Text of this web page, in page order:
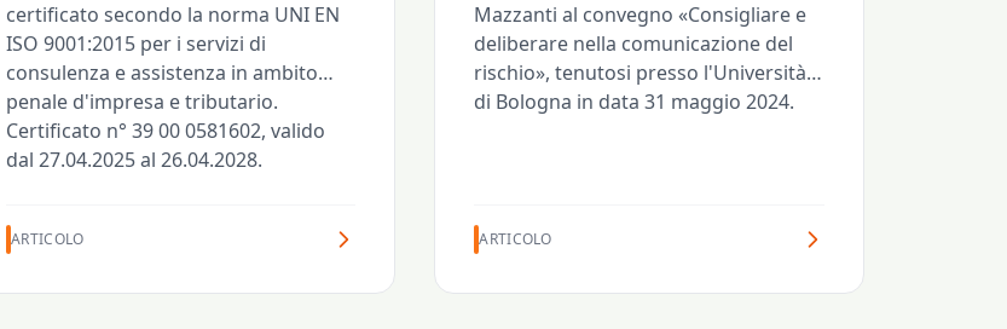
certificato secondo la norma UNI EN
ISO 9001:2015 per i servizi di
consulenza e assistenza in ambito
penale d'impresa e tributario.
Certificato n° 39 00 0581602, valido
dal 27.04.2025 al 26.04.2028.
ARTICOLO
Mazzanti al convegno «Consigliare e
deliberare nella comunicazione del
rischio», tenutosi presso l'Università
di Bologna in data 31 maggio 2024.
ARTICOLO